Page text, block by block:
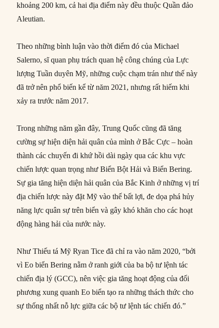
khoảng 200 km, cả hai địa điểm này đều thuộc Quần đảo
Aleutian.
Theo những bình luận vào thời điểm đó của Michael
Salerno, sĩ quan phụ trách quan hệ công chúng của Lực
lượng Tuần duyên Mỹ, những cuộc chạm trán như thế này
đã trở nên phổ biến kể từ năm 2021, nhưng rất hiếm khi
xảy ra trước năm 2017.
Trong những năm gần đây, Trung Quốc cũng đã tăng
cường sự hiện diện hải quân của mình ở Bắc Cực – hoàn
thành các chuyến đi khứ hồi dài ngày qua các khu vực
chiến lược quan trọng như Biển Bột Hải và Biển Bering.
Sự gia tăng hiện diện hải quân của Bắc Kinh ở những vị trí
địa chiến lược này đặt Mỹ vào thế bất lợi, đe dọa phá hủy
năng lực quân sự trên biển và gây khó khăn cho các hoạt
động hàng hải của nước này.
Như Thiếu tá Mỹ Ryan Tice đã chỉ ra vào năm 2020, “bởi
vì Eo biển Bering nằm ở ranh giới của ba bộ tư lệnh tác
chiến địa lý (GCC), nên việc gia tăng hoạt động của đối
phương xung quanh Eo biển tạo ra những thách thức cho
sự thống nhất nỗ lực giữa các bộ tư lệnh tác chiến đó.”